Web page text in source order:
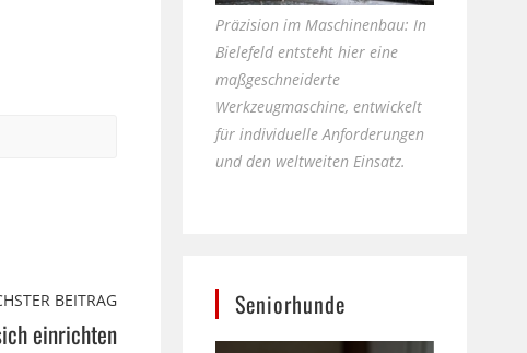
BEITRAG
einrichten
Präzision im Maschinenbau: In
Bielefeld entsteht hier eine
maßgeschneiderte
Werkzeugmaschine, entwickelt
für individuelle Anforderungen
und den weltweiten Einsatz.
Seniorhunde